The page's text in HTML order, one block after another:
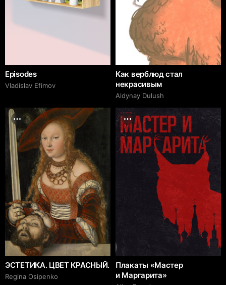
Episodes
Vladislav Efimov
Как верблюд стал
некрасивым
Aldynay Dulush
ЭСТЕТИКА. ЦВЕТ КРАСНЫЙ.
Regina Osipenko
Плакаты «Мастер
и Маргарита»